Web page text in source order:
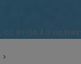
CC BY-SA 4.0 via